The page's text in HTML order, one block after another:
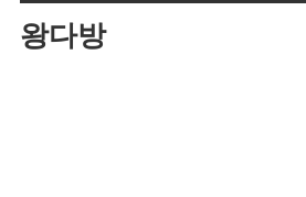
왕다방